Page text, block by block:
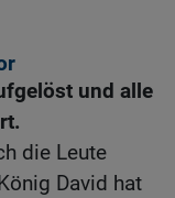
und alle
die Leute
David hat